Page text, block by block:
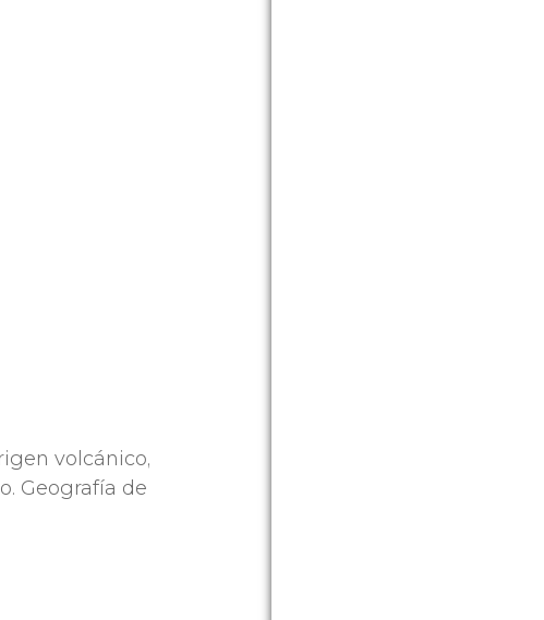
volcánico,
Geografía de